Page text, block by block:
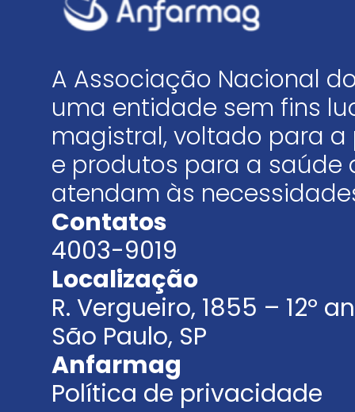
A Associação Nacional
uma entidade sem fins
magistral, voltado para
e produtos para a saúde
atendam às
Contatos
4003-9019
Localização
R. Vergueiro, 1855 – 12º
São Paulo, SP
Anfarmag
Política de privacidade